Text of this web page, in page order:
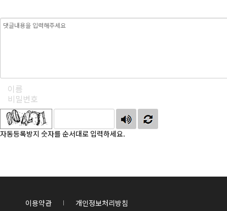
자동등록방지 숫자를 순서대로 입력하세요.
이용약관 개인정보처리방침